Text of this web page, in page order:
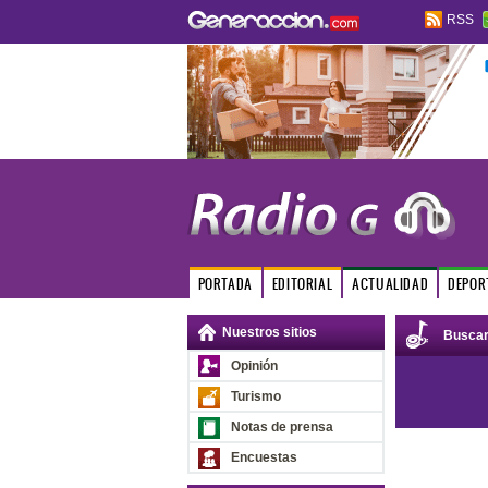
RSS
PORTADA EDITORIAL ACTUALIDAD
Nuestros sitios
Opinión
Turismo
Notas de prensa
Encuestas
Buscar